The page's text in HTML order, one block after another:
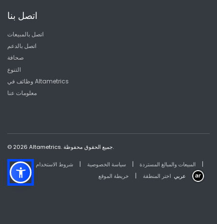
اتصل بنا
اتصل بالمبيعات
اتصل بالدعم
صحافة
التنوع
وظائف في Altametrics
معلومات عنا
© 2026 Altametrics. جميع الحقوق محفوظة.
شروط الاستخدام | سياسة الخصوصية | المبيعات والمبالغ المستردة |
خريطة الموقع | اختر المنطقة عربي